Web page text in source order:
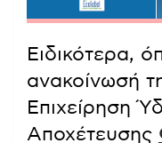
Ειδικότερα,
ανακοίνωσή
Επιχείρηση
Αποχέτευσης